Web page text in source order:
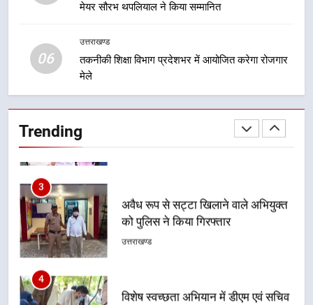
मेयर सौरभ थपलियाल ने किया सम्मानित
06
उत्तराखण्ड
तकनीकी शिक्षा विभाग प्रदेशभर में आयोजित करेगा रोजगार
मेले
Trending
मुख्यमंत्री ने नंदा की चौकी पुल के एप्रोच
कार्यक्रम में किया प्रतिभाग, प्रदेशवासियों
से स्वतंत्रता दिवस पर अपने घरों में तिरंगा
को पुलिस ने किया गिरफ्तार
उत्तराखण्ड
विधिक सेवा प्राधिकरण ने किया प्रतिभाग,